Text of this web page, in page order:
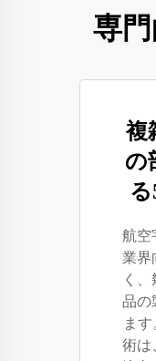
専
複
の
航空
業界
く
品の
ま
術は